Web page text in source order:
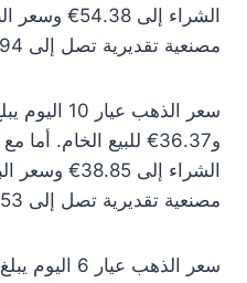
مصنعية تقديرية تصل إلى 4.94€.
و36.37€ للبيع الخام.
مصنعية تقديرية تصل إلى 3.53€.